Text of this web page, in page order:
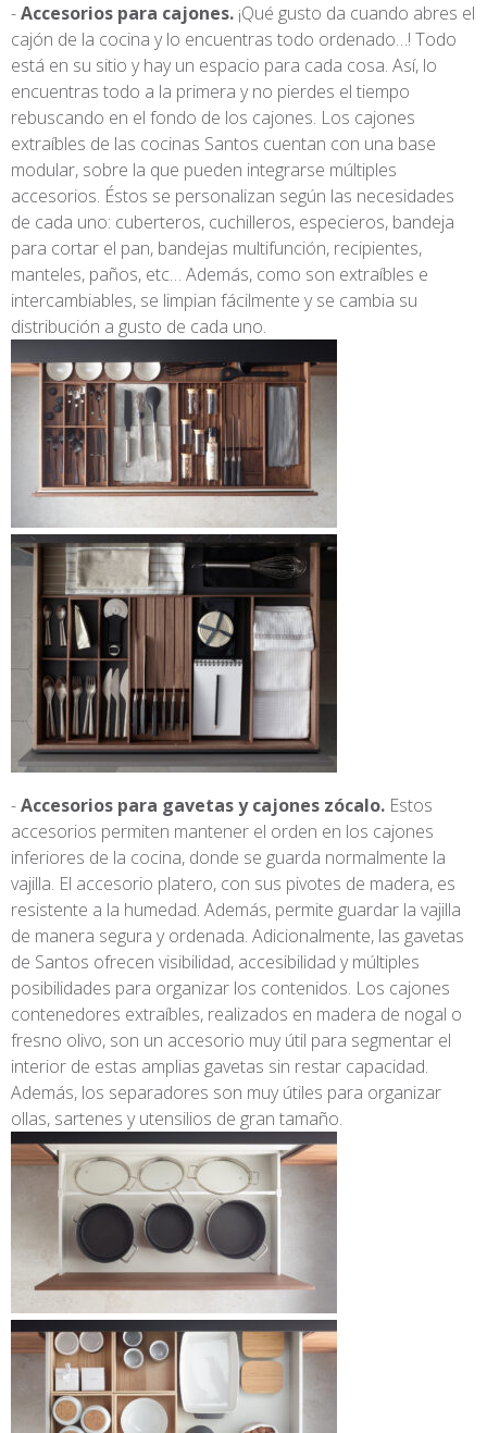
Accesorios para cajones. ¡Qué gusto da cuando abres el
cajón de la cocina y lo encuentras todo ordenado…! Todo
está en su sitio y hay un espacio para cada cosa. Así, lo
encuentras todo a la primera y no pierdes el tiempo
rebuscando en el fondo de los cajones. Los cajones
extraíbles de las cocinas Santos cuentan con una base
modular, sobre la que pueden integrarse múltiples
accesorios. Éstos se personalizan según las necesidades
de cada uno: cuberteros, cuchilleros, especieros, bandeja
para cortar el pan, bandejas multifunción, recipientes,
manteles, paños, etc… Además, como son extraíbles e
intercambiables, se limpian fácilmente y se cambia su
distribución a gusto de cada uno.
Accesorios para gavetas y cajones zócalo. Estos
accesorios permiten mantener el orden en los cajones
inferiores de la cocina, donde se guarda normalmente la
vajilla. El accesorio platero, con sus pivotes de madera, es
resistente a la humedad. Además, permite guardar la vajilla
de manera segura y ordenada. Adicionalmente, las gavetas
de Santos ofrecen visibilidad, accesibilidad y múltiples
posibilidades para organizar los contenidos. Los cajones
contenedores extraíbles, realizados en madera de nogal o
fresno olivo, son un accesorio muy útil para segmentar el
interior de estas amplias gavetas sin restar capacidad.
Además, los separadores son muy útiles para organizar
ollas, sartenes y utensilios de gran tamaño.